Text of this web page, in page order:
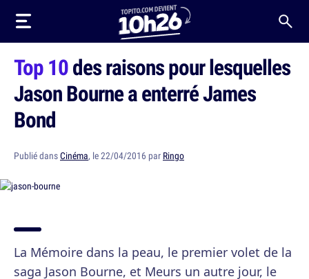
Top 10des raisons pour lesquelles
Jason Bourne a enterré James
Bond
Publié dansCinéma, le 22/04/2016 par Ringo
La Mémoire dans la peau, le premier volet de la
saga Jason Bourne, et Meurs un autre jour, le